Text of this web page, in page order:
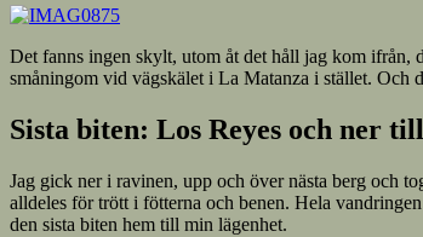
Det fanns ingen skylt, utom åt det håll jag kom ifrån,
småningom vid vägskälet i La Matanza i stället.
Sista biten: Los Reyes och ner
Jag gick ner i ravinen, upp och över nästa berg och
alldeles för trött i fötterna och benen. Hela
den sista biten hem till min lägenhet.